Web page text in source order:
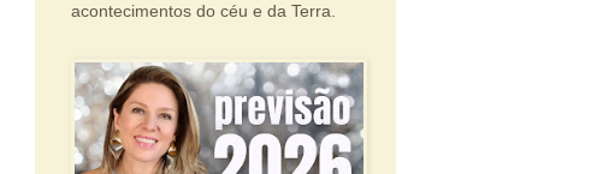
acontecimentos do céu e da Terra.